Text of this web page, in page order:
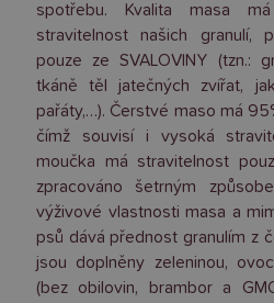
spotřebu. Kvalita masa
stravitelnost našich granulí,
pouze ze SVALOVINY (tzn.:
tkáně těl jatečných zvířat,
pařáty,…). Čerstvé maso má
čímž souvisí i vysoká
moučka má stravitelnost
zpracováno šetrným
výživové vlastnosti masa a
psů dává přednost granulím z
jsou doplněny zeleninou,
(bez obilovin, brambor a